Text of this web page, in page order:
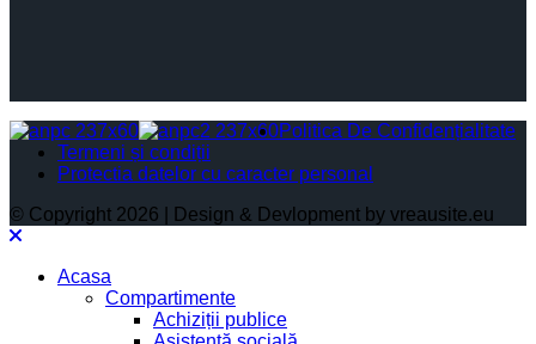
Politica De Confidențialitate
Termeni și condiții
Protectia datelor cu caracter personal
© Copyright 2026 | Design & Devlopment by vreausite.eu
Acasa
Compartimente
Achiziții publice